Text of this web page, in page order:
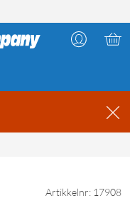
Artikkelnr: 17908